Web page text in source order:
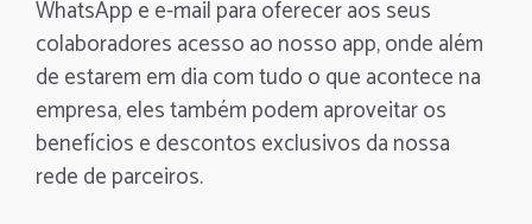
WhatsApp e e-mail para oferecer aos seus
colaboradores acesso ao nosso app, onde além
de estarem em dia com tudo o que acontece na
empresa, eles também podem aproveitar os
benefícios e descontos exclusivos da nossa
rede de parceiros.